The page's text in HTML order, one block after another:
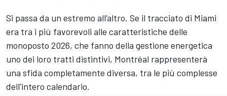
Si passa da un estremo all’altro. Se il tracciato di Miami
era tra i più favorevoli alle caratteristiche delle
monoposto 2026, che fanno della gestione energetica
uno dei loro tratti distintivi, Montréal rappresenterà
una sfida completamente diversa, tra le più complesse
dell’intero calendario.